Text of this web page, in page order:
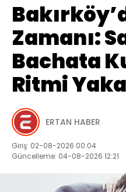
Zamanı:
Bachata
Ritmi
ERTAN HABER
Giriş: 02-08-2026 00:04
Güncelleme: 04-08-2026 12:21